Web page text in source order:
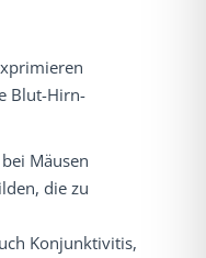
Blut-Hirn-
Mäusen
die zu
Konjunktivitis,